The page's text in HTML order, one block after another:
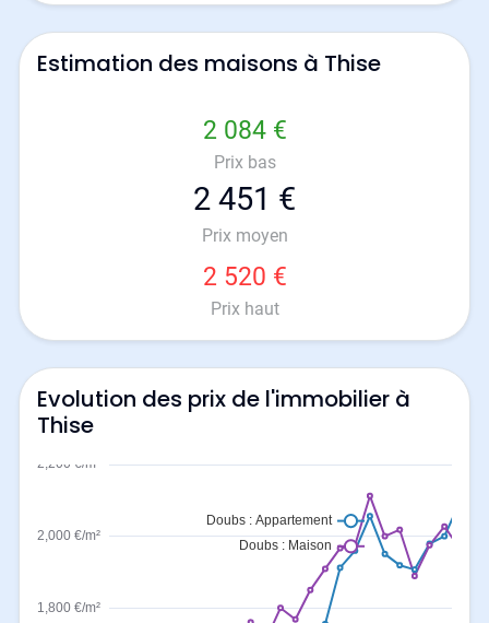
Estimation des maisons à Thise
2 084 €
Prix bas
2 451 €
Prix moyen
2 520 €
Prix haut
Evolution des prix de l'immobilier à
Thise